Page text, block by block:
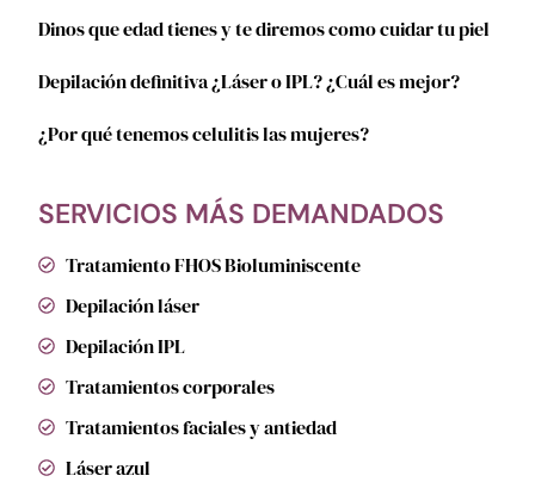
Dinos que edad tienes y te diremos como cuidar tu piel
Depilación definitiva ¿Láser o IPL? ¿Cuál es mejor?
¿Por qué tenemos celulitis las mujeres?
SERVICIOS MÁS DEMANDADOS
Tratamiento FHOS Bioluminiscente
Depilación láser
Depilación IPL
Tratamientos corporales
Tratamientos faciales y antiedad
Láser azul